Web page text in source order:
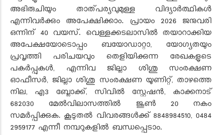
അഭിരുചിയും താത്പര്യവുമുള്ള വിദ്യാർത്ഥികൾ
എന്നിവർക്കും അപേക്ഷിക്കാം. പ്രായം 2026 ജനുവരി
ഒന്നിന് 40 വയസ്. വെള്ളക്കടലാസിൽ തയാറാക്കിയ
അപേക്ഷയോടൊപ്പം ബയോഡാറ്റാ, യോഗ്യതയും
പ്രവൃത്തി പരിചയവും തെളിയിക്കുന്ന രേഖകളുടെ
പകർപ്പുകൾ, എന്നിവ ജില്ലാ ശിശു സംരക്ഷണ
ഓഫീസർ, ജില്ലാ ശിശു സംരക്ഷണ യൂണിറ്റ്, താഴത്തെ
നില, എ3 ബ്ലോക്ക്, സിവിൽ സ്റ്റേഷൻ, കാക്കനാട്
682030 മേൽവിലാസത്തിൽ ജൂൺ 20 നകം
സമർപ്പിക്കുക. കൂടുതൽ വിവരങ്ങൾക്ക് 8848984510, 0484
2959177 എന്നീ നമ്പറുകളിൽ ബന്ധപ്പെടാം.